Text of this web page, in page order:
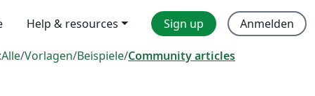
Help & resources Sign up Anmelden
Alle/Vorlagen/Beispiele/Community articles